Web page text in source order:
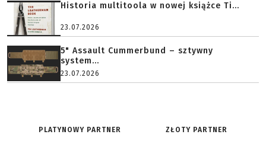
Historia multitoola w nowej książce Ti...
23.07.2026
5" Assault Cummerbund – sztywny
system...
23.07.2026
PLATYNOWY PARTNER ZŁOTY PARTNER